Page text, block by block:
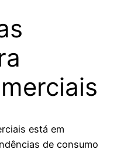
está em
de consumo